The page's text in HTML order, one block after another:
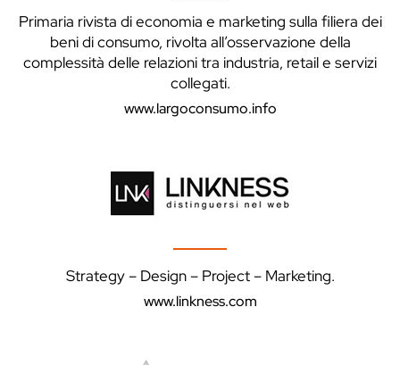
Primaria rivista di economia e marketing sulla filiera dei
beni di consumo, rivolta all’osservazione della
complessità delle relazioni tra industria, retail e servizi
collegati.
www.largoconsumo.info
Strategy – Design – Project – Marketing.
www.linkness.com